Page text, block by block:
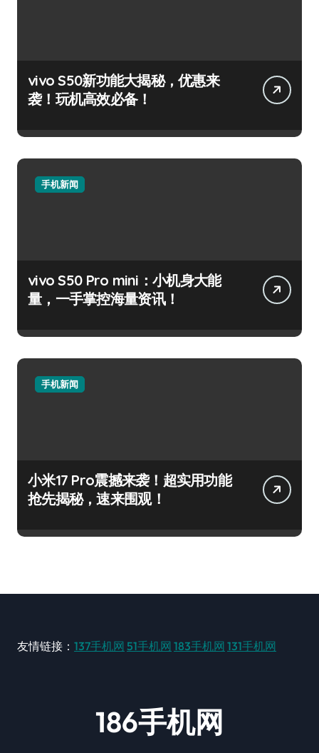
vivo S50新功能大揭秘，优惠来
袭！玩机高效必备！
手机新闻
vivo S50 Pro mini：小机身大能
量，一手掌控海量资讯！
手机新闻
小米17 Pro震撼来袭！超实用功能
抢先揭秘，速来围观！
友情链接： 137手机网 51手机网 183手机网 131手机网
186手机网